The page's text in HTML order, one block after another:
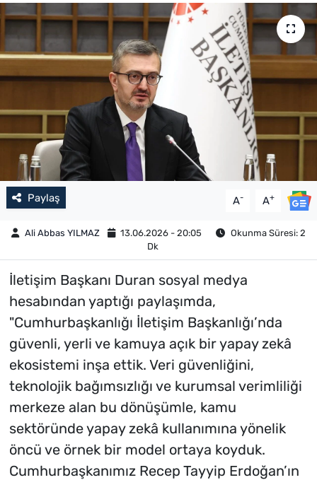
Paylaş A- A+
Ali Abbas YILMAZ 13.06.2026 - 20:05
Okunma Süresi: 2
Dk
İletişim Başkanı Duran sosyal medya
hesabından yaptığı paylaşımda,
"Cumhurbaşkanlığı İletişim Başkanlığı’nda
güvenli, yerli ve kamuya açık bir yapay zekâ
ekosistemi inşa ettik. Veri güvenliğini,
teknolojik bağımsızlığı ve kurumsal verimliliği
merkeze alan bu dönüşümle, kamu
sektöründe yapay zekâ kullanımına yönelik
öncü ve örnek bir model ortaya koyduk.
Cumhurbaşkanımız Recep Tayyip Erdoğan’ın